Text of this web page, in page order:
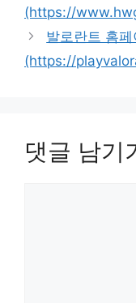
리
(https://
발로란트 홈
(https://
댓글 남기